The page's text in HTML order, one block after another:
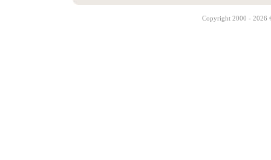
Copyright 2000 - 2026